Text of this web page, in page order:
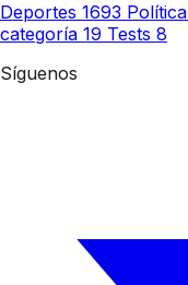
Deportes 1693 Política
categoría 19 Tests 8
Síguenos